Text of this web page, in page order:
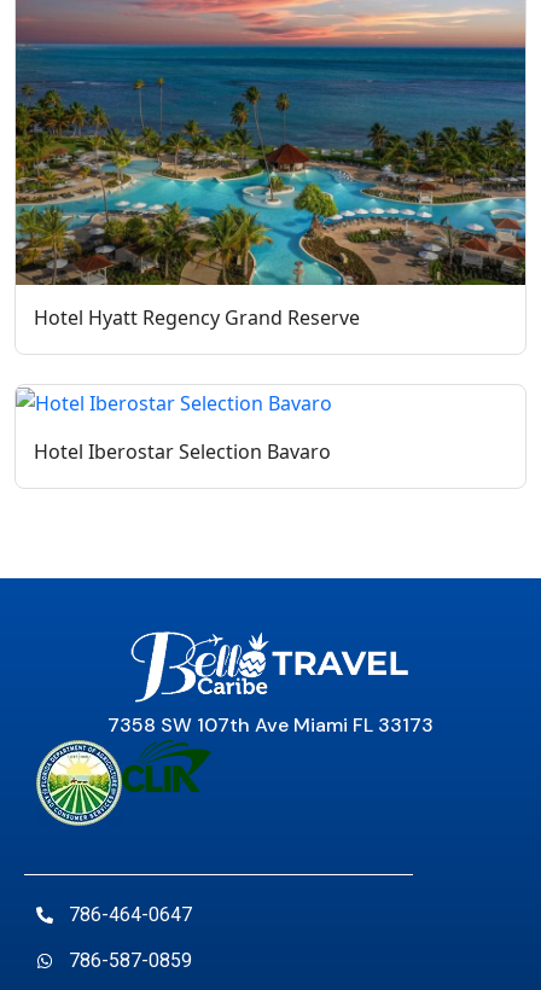
Hotel Hyatt Regency Grand Reserve
Hotel Iberostar Selection Bavaro
7358 SW 107th Ave Miami FL 33173
786-464-0647
786-587-0859